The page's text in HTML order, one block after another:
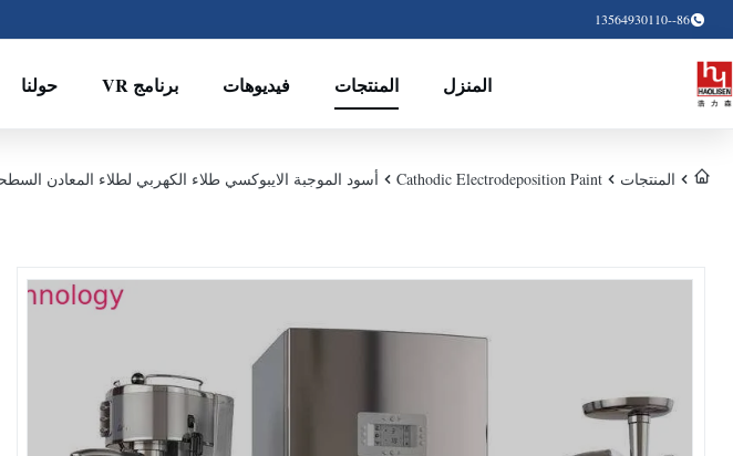
86--13564930110
المنزل المنتجات فيديوهات برنامج VR حولنا
المنتجات Cathodic Electrodeposition Paint أسود الموجبة الايبوكسي طلاء الكهربي لطلاء المعادن